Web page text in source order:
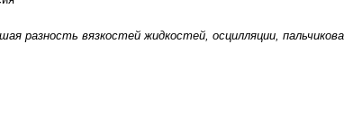
разность вязкостей жидкостей, осцилляции,